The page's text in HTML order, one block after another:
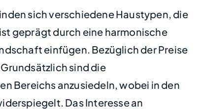
sich verschiedene Haustypen, die
geprägt durch eine harmonische
einfügen. Bezüglich der Preise
sind die
Bereichs anzusiedeln, wobei in den
Das Interesse an